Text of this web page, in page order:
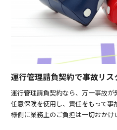
運行管理請負契約で事故リス
運行管理請負契約なら、万一事故
任意保険を使用し、責任をもって
様側に業務上のご負担は一切おかけ